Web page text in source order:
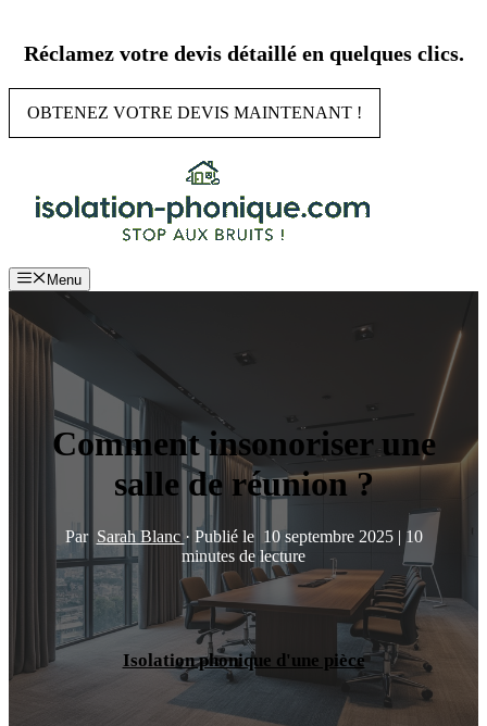
contenu
Réclamez votre devis détaillé en quelques clics.
OBTENEZ VOTRE DEVIS MAINTENANT !
Menu
Comment insonoriser une
salle de réunion ?
Par Sarah Blanc · Publié le 10 septembre 2025 | 10
minutes de lecture
Isolation phonique d'une pièce